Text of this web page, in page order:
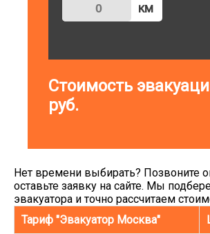
км
Стоимость
руб.
Нет времени выбирать? Позвоните
оставьте заявку на сайте. Мы
эвакуатора и точно рассчитаем
Тариф "Эвакуатор Москва"